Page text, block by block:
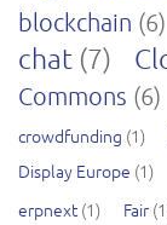
blockchain (6)
chat (7)
Commons (6)
crowdfunding (1)
Display Europe (1)
erpnext(1) Fair